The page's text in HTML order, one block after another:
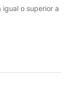
o superior a